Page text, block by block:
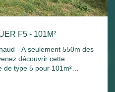
F5 - 101M²
- A seulement 550m des
découvrir cette
de type 5 pour 101m²
terrasse et jardin, chambre